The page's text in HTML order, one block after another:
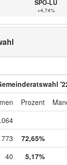
SPÖ-LU
+4,74%
Prozent
773 72,65%
40 5,17%